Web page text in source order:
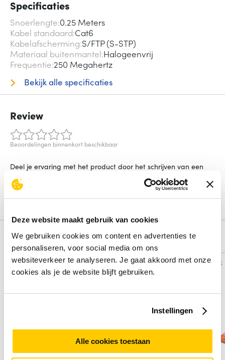
Deze website maakt gebruik van cookies
We gebruiken cookies om content en advertenties te
personaliseren, voor social media om ons
websiteverkeer te analyseren. Je gaat akkoord met onze
cookies als je de website blijft gebruiken.
Instellingen
Alle cookies toestaan
Specificaties
Snoerlengte 0.25 Meters
Kabel standaard Cat6
Kabelafscherming S/FTP (S-STP)
Materiaal buitenmantel Halogeenvrij
Frequentie 250 Megahertz
Bekijk alle specificaties
Review
Beoordelingen binnenkort beschikbaar
Deel je ervaring met het product door het schrijven van een
Schrijf een review
Alternatieven
Vergelijk Vergelijk